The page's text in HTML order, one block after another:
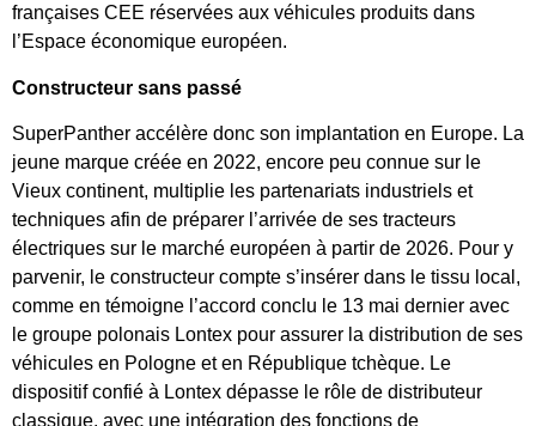
françaises CEE réservées aux véhicules produits dans
l’Espace économique européen.
Constructeur sans passé
SuperPanther accélère donc son implantation en Europe. La
jeune marque créée en 2022, encore peu connue sur le
Vieux continent, multiplie les partenariats industriels et
techniques afin de préparer l’arrivée de ses tracteurs
électriques sur le marché européen à partir de 2026. Pour y
parvenir, le constructeur compte s’insérer dans le tissu local,
comme en témoigne l’accord conclu le 13 mai dernier avec
le groupe polonais Lontex pour assurer la distribution de ses
véhicules en Pologne et en République tchèque. Le
dispositif confié à Lontex dépasse le rôle de distributeur
classique, avec une intégration des fonctions de